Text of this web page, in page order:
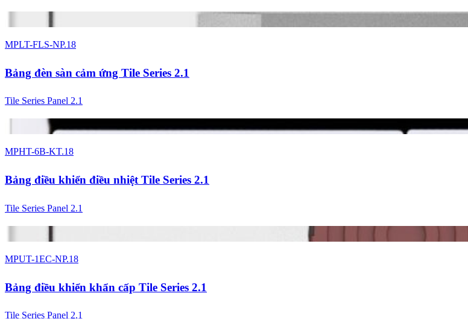
MPLT-FLS-NP.18
Bảng đèn sàn cảm ứng Tile Series 2.1
Tile Series Panel 2.1
MPHT-6B-KT.18
Bảng điều khiển điều nhiệt Tile Series 2.1
Tile Series Panel 2.1
MPUT-1EC-NP.18
Bảng điều khiển khẩn cấp Tile Series 2.1
Tile Series Panel 2.1